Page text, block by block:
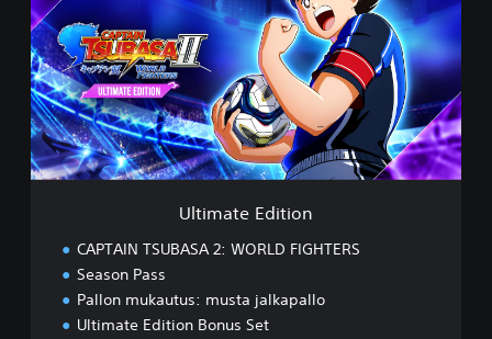
i
m
a
t
e
E
d
i
t
Ultimate Edition
CAPTAIN TSUBASA 2: WORLD FIGHTERS
Season Pass
Pallon mukautus: musta jalkapallo
Ultimate Edition Bonus Set